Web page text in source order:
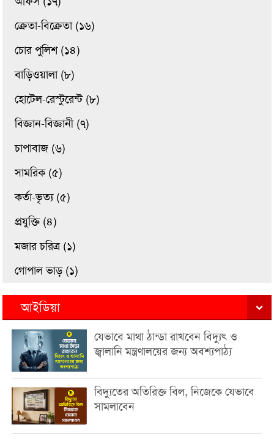
ক্রেতা-বিক্রেতা (১৬)
চোর পুলিশ (১৪)
বাড়িওয়ালা (৮)
হোটেল-রেস্টুরেন্ট (৮)
বিজ্ঞান-বিজ্ঞানী (৭)
চাপাবাজ (৬)
সামরিক (৫)
কর্তা-ভৃত্য (৫)
প্রযুক্তি (৪)
মজার চরিত্র (১)
গোপাল ভাড় (১)
আইডিয়া
যেভাবে মাথা ঠান্ডা রাখবেন বিদ্যুৎ ও
জ্বালানি মন্ত্রণালয়ের জন্য অবশ্যপাঠ্য
বিদ্যুতের অতিরিক্ত বিল, নিজেকে যেভাবে
সামলাবেন